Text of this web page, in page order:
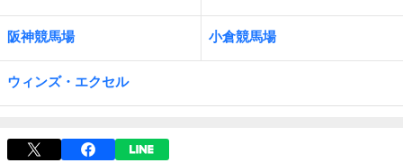
阪神競馬場 小倉競馬場
ウィンズ・エクセル